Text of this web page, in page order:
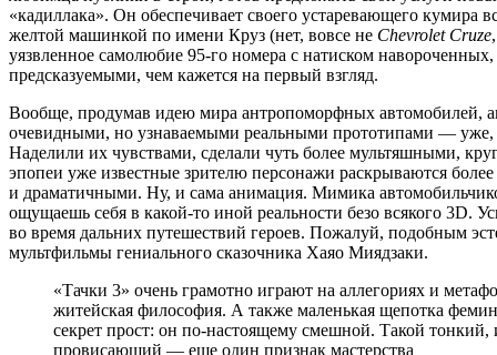
«кадиллака». Он обеспечивает своего устаревающего
желтой машинкой по имени Круз (нет, вовсе не Chevrolet Cruze
уязвленное самолюбие 95-го номера с натиском
предсказуемыми, чем кажется на первый взгляд.
Вообще, продумав идею мира антропоморфных автомобилей,
очевидными, но узнаваемыми реальными прототипами — уже,
Наделили их чувствами, сделали чуть более мультяшными,
эпопеи уже известные зрителю персонажи раскрываются
и драматичными. Ну, и сама анимация. Мимика
ощущаешь себя в какой-то иной реальности безо всякого 3D.
во время дальних путешествий героев. Пожалуй, подобным
мультфильмы гениального сказочника Хаяо Миядзаки.
«Тачки 3» очень грамотно играют на аллегориях и
житейская философия. А также маленькая щепотка
секрет прост: он по-настоящему смешной. Такой
провисающий — еще один признак мастерства